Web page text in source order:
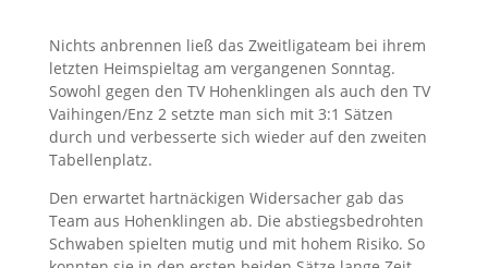
Nichts anbrennen ließ das Zweitligateam bei ihrem
letzten Heimspieltag am vergangenen Sonntag.
Sowohl gegen den TV Hohenklingen als auch den TV
Vaihingen/Enz 2 setzte man sich mit 3:1 Sätzen
durch und verbesserte sich wieder auf den zweiten
Tabellenplatz.
Den erwartet hartnäckigen Widersacher gab das
Team aus Hohenklingen ab. Die abstiegsbedrohten
Schwaben spielten mutig und mit hohem Risiko. So